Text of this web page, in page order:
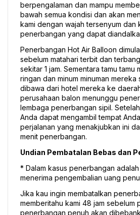
berpengalaman dan mampu
bawah semua kondisi dan akan
kami dengan wajah tersenyum dan
penerbangan yang dapat
Penerbangan Hot Air Balloon
sebelum matahari terbit dan
sekitar 1 jam. Sementara tamu tamu
ringan dan minum minuman mereka
dibawa dari hotel mereka ke
perusahaan balon menunggu
lembaga penerbangan sipil.
Anda dapat mengambil tempat
perjalanan yang menakjubkan ini
menit penerbangan.
Undian Pembatalan Bebas dan
* Dalam kasus penerbangan
menerima pengembalian uang
Jika kau ingin membatalkan
memberitahu kami 48 jam sebelum
penerbangan penuh akan